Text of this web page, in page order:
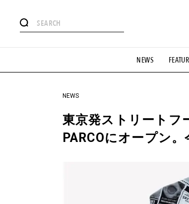
NEWS
#憧れの逸品
#GH 銘品の所以 #フイナムのYouTube
#HANDSOME HANDBOOK
NEWS
東京発ストリートフ
PARCOにオープン